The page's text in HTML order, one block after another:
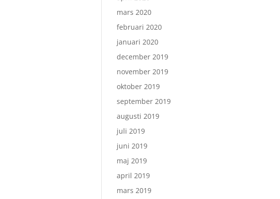
mars 2020
februari 2020
januari 2020
december 2019
november 2019
oktober 2019
september 2019
augusti 2019
juli 2019
juni 2019
maj 2019
april 2019
mars 2019